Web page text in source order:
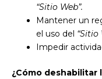
“Sitio Web”.
Mantener un
el uso del “Sitio
Impedir
¿Cómo deshabilitar